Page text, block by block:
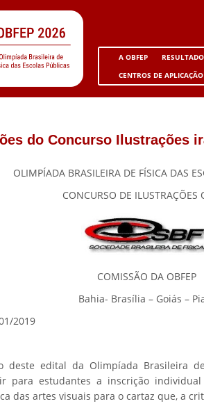
A OBFEP
CENTROS DE APLICAÇÃO
do Concurso Ilustrações
OLIMPÍADA BRASILEIRA DE FÍSICA DAS
CONCURSO DE ILUSTRAÇÕES
COMISSÃO DA OBFEP
Bahia- Brasília – Goiás –
2019
deste edital da Olimpíada Brasileira de
para estudantes a inscrição individual
das artes visuais para o cartaz que, a